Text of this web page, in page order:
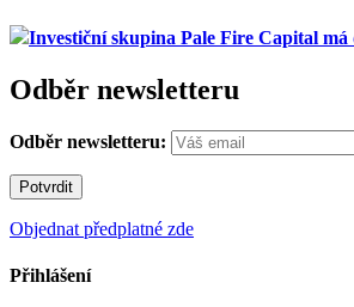
Investiční skupina Pale Fire Capital má
Odběr newsletteru
Odběr newsletteru:
Objednat předplatné zde
Přihlášení